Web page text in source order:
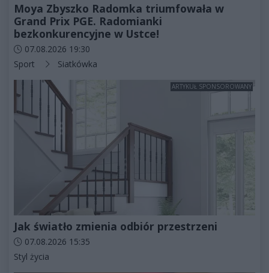
Moya Zbyszko Radomka triumfowała w
Grand Prix PGE. Radomianki
bezkonkurencyjne w Ustce!
Data dodania artykułu:
07.08.2026 19:30
Kategorie artykułu:
Sport Siatkówka
ARTYKUŁ SPONSOROWANY
Jak światło zmienia odbiór przestrzeni
Data dodania artykułu:
07.08.2026 15:35
Kategorie artykułu:
Styl życia